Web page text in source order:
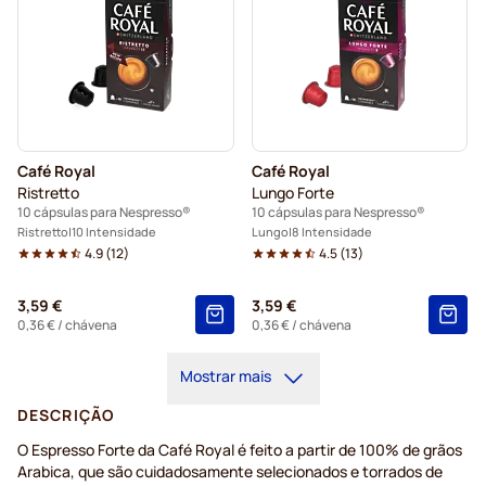
Café Royal
Ristretto
10 cápsulas para Nespresso®
Ristretto 10 Intensidade
4.9(12)
3,59 €
0,36 €/ chávena
Café Royal
Lungo Forte
10 cápsulas para Nespresso®
Lungo 8 Intensidade
4.5(13)
3,59 €
0,36 €/ chávena
Mostrar mais
DESCRIÇÃO
O Espresso Forte da Café Royal é feito a partir de 100% de grãos
Arabica, que são cuidadosamente selecionados e torrados de